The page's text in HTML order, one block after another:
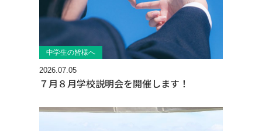
中学生の皆様へ
2026.07.05
７月８月学校説明会を開催します！